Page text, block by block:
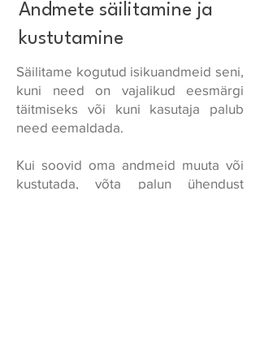
Andmete säilitamine ja
kustutamine
Säilitame kogutud isikuandmeid seni,
kuni need on vajalikud eesmärgi
täitmiseks või kuni kasutaja palub
need eemaldada.
Kui soovid oma andmeid muuta või
kustutada, võta palun ühendust